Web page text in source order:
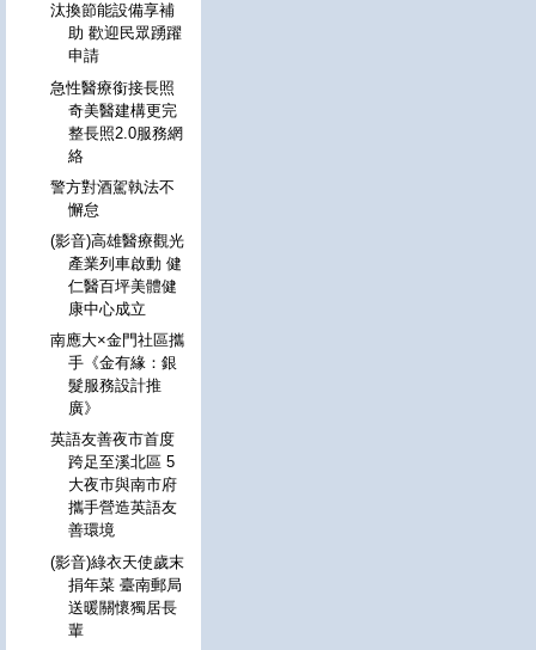
汰換節能設備享補
助 歡迎民眾踴躍
申請
急性醫療銜接長照
奇美醫建構更完
整長照2.0服務網
絡
警方對酒駕執法不
懈怠
(影音)高雄醫療觀光
產業列車啟動 健
仁醫百坪美體健
康中心成立
南應大×金門社區攜
手《金有緣：銀
髮服務設計推
廣》
英語友善夜市首度
跨足至溪北區 5
大夜市與南市府
攜手營造英語友
善環境
(影音)綠衣天使歲末
捐年菜 臺南郵局
送暖關懷獨居長
輩